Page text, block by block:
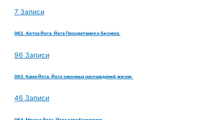
7 Записи
062. Артха Йога. Йога Процветания и Бизнеса.
96 Записи
063. Кама Йога. Йога законных наслаждений жизни.
46 Записи